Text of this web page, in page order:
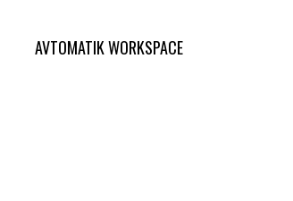
AVTOMATIK WORKSPACE